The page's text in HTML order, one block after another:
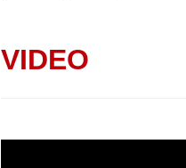
VIDEO